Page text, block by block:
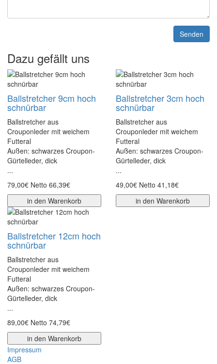
Senden
Dazu gefällt uns
Ballstretcher 9cm hoch
schnürbar
Ballstretcher aus
Crouponleder mit weichem
Futteral
Außen: schwarzes Croupon-
Gürtelleder, dick
...
79,00€ Netto 66,39€
in den Warenkorb
Ballstretcher 3cm hoch
schnürbar
Ballstretcher aus
Crouponleder mit weichem
Futteral
Außen: schwarzes Croupon-
Gürtelleder, dick
...
49,00€ Netto 41,18€
in den Warenkorb
Ballstretcher 12cm hoch
schnürbar
Ballstretcher aus
Crouponleder mit weichem
Futteral
Außen: schwarzes Croupon-
Gürtelleder, dick
...
89,00€ Netto 74,79€
in den Warenkorb
Impressum
AGB